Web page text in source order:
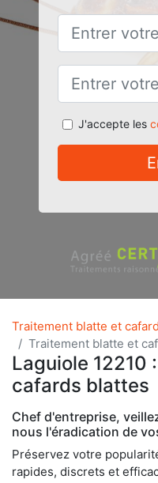
J'accepte les
Traitement blatte et cafard
Traitement blatte et
Laguiole 12210
cafards blattes
Chef d'entreprise,
nous l'éradication de
Préservez votre
rapides, discrets et